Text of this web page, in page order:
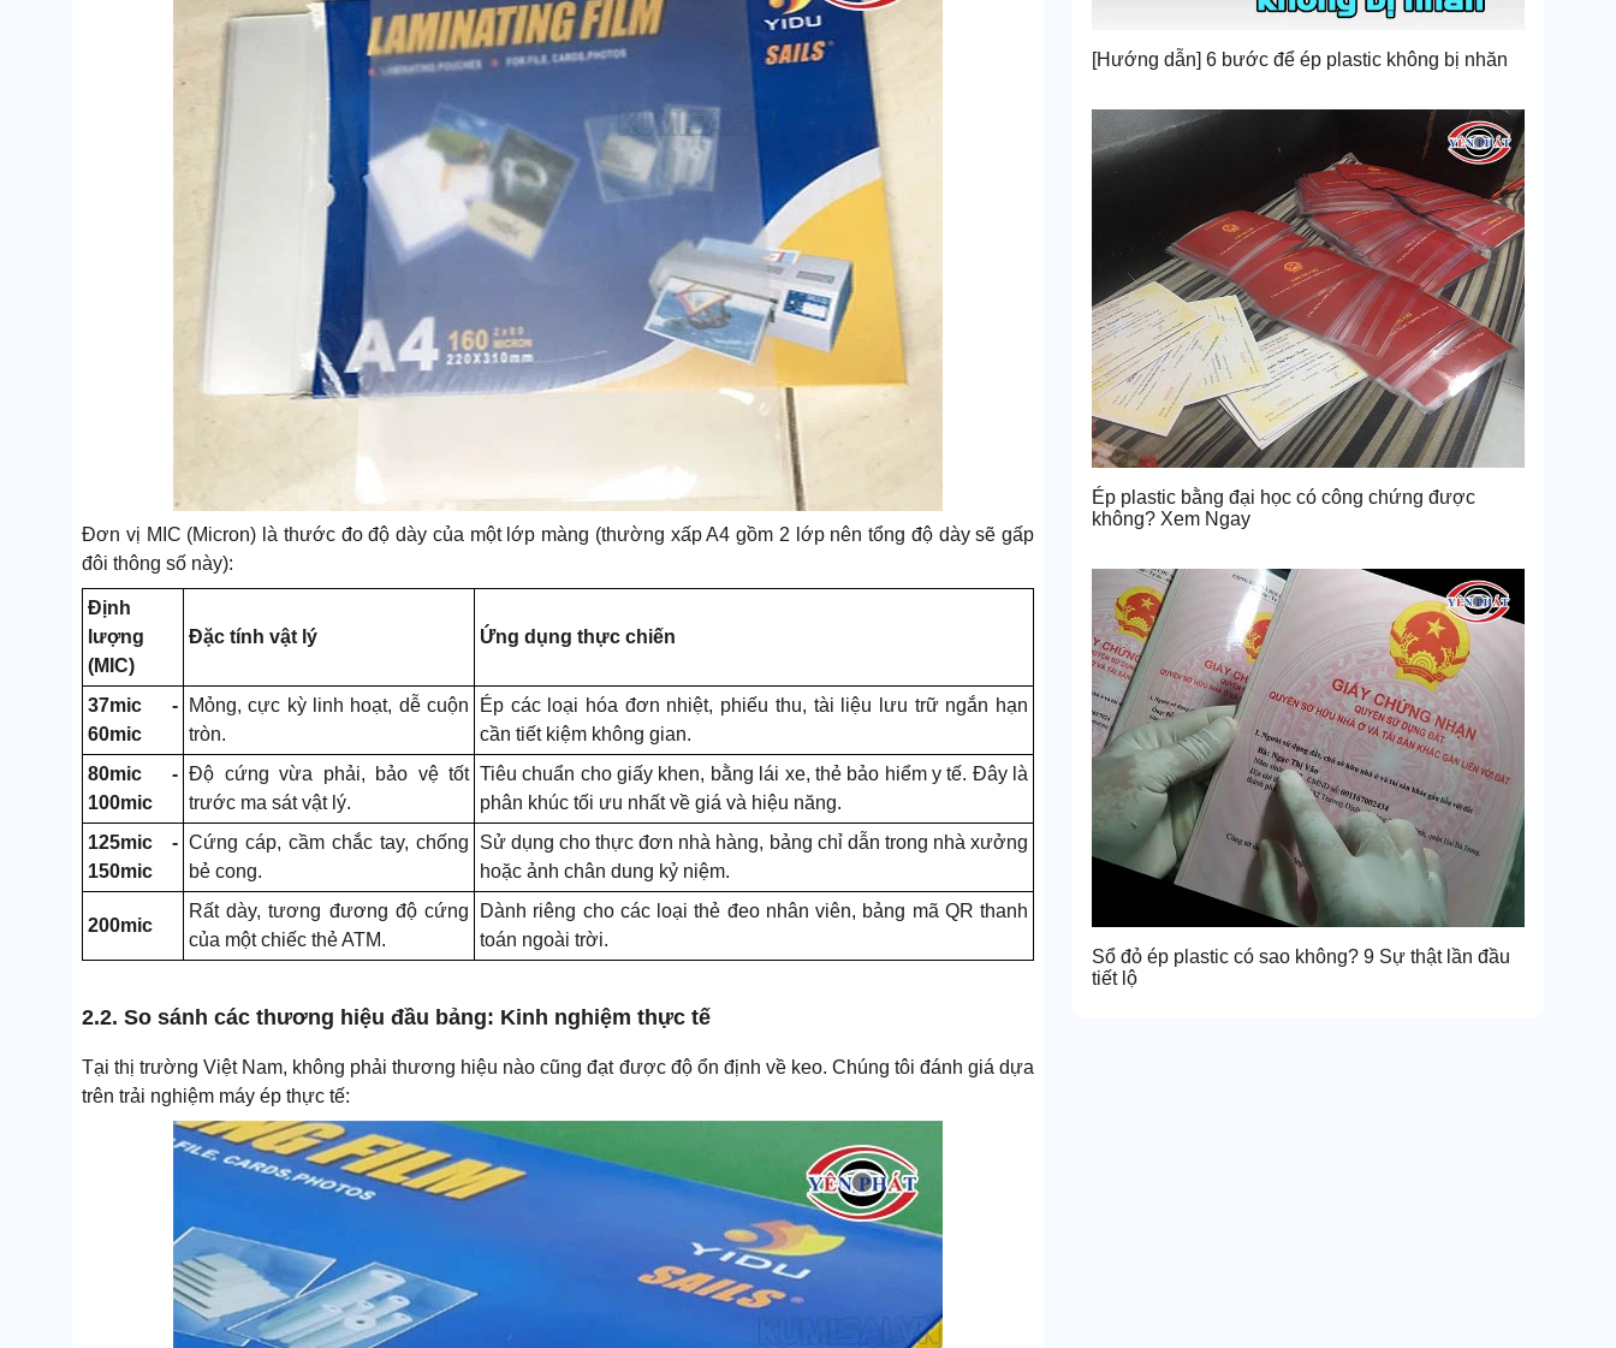
Đơn vị MIC (Micron) là thước đo độ dày của một lớp màng (thường xấp A4 gồm 2 lớp nên tổng độ dày sẽ gấp
đôi thông số này):
Định
lượng
(MIC)
Đặc tính vật lý Ứng dụng thực chiến
37mic -
60mic
Mỏng, cực kỳ linh hoạt, dễ cuộn
tròn.
Ép các loại hóa đơn nhiệt, phiếu thu, tài liệu lưu trữ ngắn hạn
cần tiết kiệm không gian.
80mic -
100mic
Độ cứng vừa phải, bảo vệ tốt
trước ma sát vật lý.
Tiêu chuẩn cho giấy khen, bằng lái xe, thẻ bảo hiểm y tế. Đây là
phân khúc tối ưu nhất về giá và hiệu năng.
125mic -
150mic
Cứng cáp, cầm chắc tay, chống
bẻ cong.
Sử dụng cho thực đơn nhà hàng, bảng chỉ dẫn trong nhà xưởng
hoặc ảnh chân dung kỷ niệm.
200mic
Rất dày, tương đương độ cứng
của một chiếc thẻ ATM.
Dành riêng cho các loại thẻ đeo nhân viên, bảng mã QR thanh
toán ngoài trời.
2.2. So sánh các thương hiệu đầu bảng: Kinh nghiệm thực tế
Tại thị trường Việt Nam, không phải thương hiệu nào cũng đạt được độ ổn định về keo. Chúng tôi đánh giá dựa
trên trải nghiệm máy ép thực tế:
[Hướng dẫn] 6 bước để ép plastic không bị nhăn
Ép plastic bằng đại học có công chứng được
không? Xem Ngay
Sổ đỏ ép plastic có sao không? 9 Sự thật lần đầu
tiết lộ